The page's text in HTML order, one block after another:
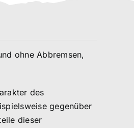
ohne Abbremsen,
des
gegenüber
dieser